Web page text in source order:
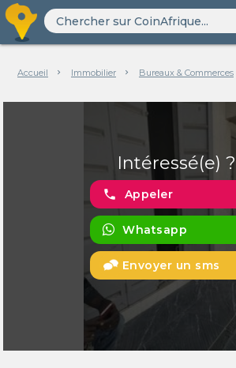
Accueil Immobilier Bureaux & Commerces
Intéressé(e) ?
phone Appeler
Whatsapp
Envoyer un sms